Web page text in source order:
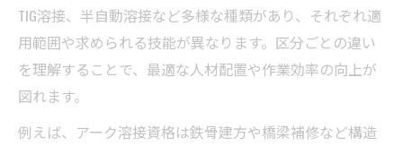
TIG溶接、半自動溶接など多様な種類があり、それぞれ適
用範囲や求められる技能が異なります。区分ごとの違い
を理解することで、最適な人材配置や作業効率の向上が
図れます。
例えば、アーク溶接資格は鉄骨建方や橋梁補修など構造